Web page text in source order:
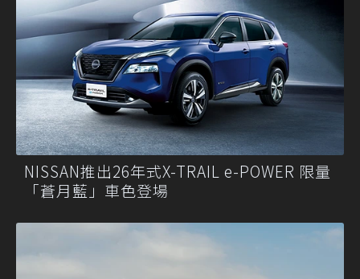
NISSAN推出26年式X-TRAIL e-POWER 限量
「蒼月藍」車色登場